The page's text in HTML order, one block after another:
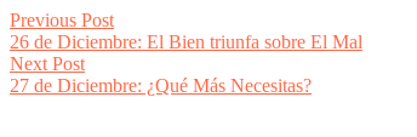
Post
navigation
Previous PostPrevious
post:
26 de Diciembre: El Bien triunfa sobre El Mal
Next PostNext
post:
27 de Diciembre: ¿Qué Más Necesitas?